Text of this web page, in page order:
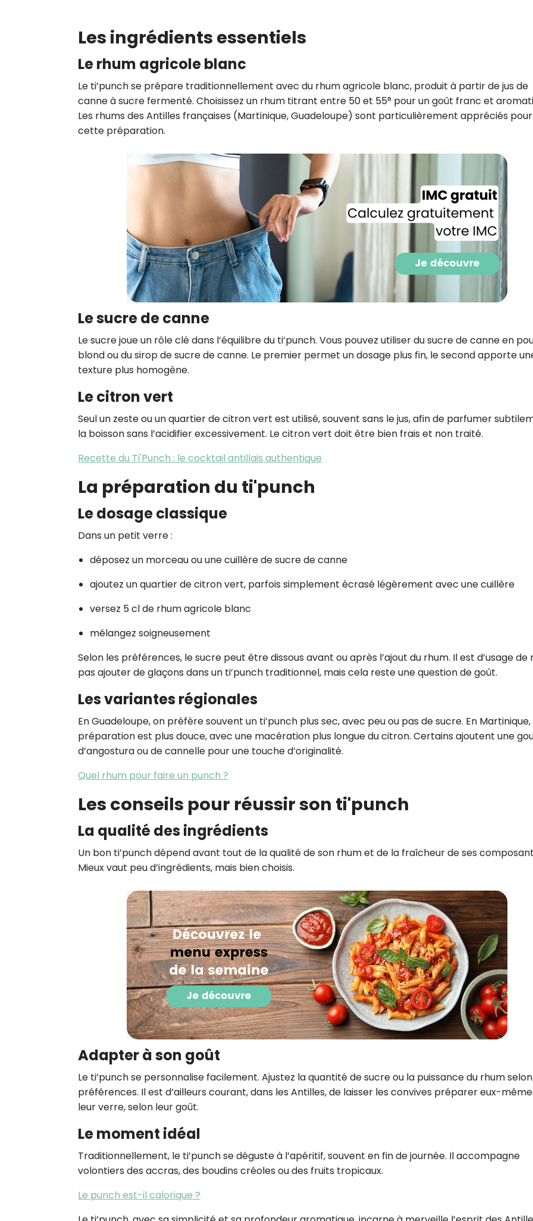
Les ingrédients essentiels
Le rhum agricole blanc
Le ti’punch se prépare traditionnellement avec du rhum agricole blanc, produit à partir de jus de
canne à sucre fermenté. Choisissez un rhum titrant entre 50 et 55° pour un goût franc et
Les rhums des Antilles françaises (Martinique, Guadeloupe) sont particulièrement appréciés pour
cette préparation.
Le sucre de canne
Le sucre joue un rôle clé dans l’équilibre du ti’punch. Vous pouvez utiliser du sucre de canne en
blond ou du sirop de sucre de canne. Le premier permet un dosage plus fin, le second apporte
texture plus homogène.
Le citron vert
Seul un zeste ou un quartier de citron vert est utilisé, souvent sans le jus, afin de parfumer
la boisson sans l’acidifier excessivement. Le citron vert doit être bien frais et non traité.
Recette du Ti'Punch : le cocktail antillais authentique
La préparation du ti'punch
Le dosage classique
Dans un petit verre :
déposez un morceau ou une cuillère de sucre de canne
ajoutez un quartier de citron vert, parfois simplement écrasé légèrement avec une cuillère
versez 5 cl de rhum agricole blanc
mélangez soigneusement
Selon les préférences, le sucre peut être dissous avant ou après l’ajout du rhum. Il est d’usage de
pas ajouter de glaçons dans un ti’punch traditionnel, mais cela reste une question de goût.
Les variantes régionales
En Guadeloupe, on préfère souvent un ti’punch plus sec, avec peu ou pas de sucre. En Martinique,
préparation est plus douce, avec une macération plus longue du citron. Certains ajoutent une
d’angostura ou de cannelle pour une touche d’originalité.
Quel rhum pour faire un punch ?
Les conseils pour réussir son ti'punch
La qualité des ingrédients
Un bon ti’punch dépend avant tout de la qualité de son rhum et de la fraîcheur de ses
Mieux vaut peu d’ingrédients, mais bien choisis.
Adapter à son goût
Le ti’punch se personnalise facilement. Ajustez la quantité de sucre ou la puissance du rhum
préférences. Il est d’ailleurs courant, dans les Antilles, de laisser les convives préparer eux-
leur verre, selon leur goût.
Le moment idéal
Traditionnellement, le ti’punch se déguste à l’apéritif, souvent en fin de journée. Il accompagne
volontiers des accras, des boudins créoles ou des fruits tropicaux.
Le punch est-il calorique ?
Recevez
recettes inédites de
!
Je consens à ce que la société
Prisma Players analyse le taux
des courriels pour mesurer et
performances des campagnes.
pourrons savoir si vous ouvrez les
l'heure à laquelle vous le faites
des informations sur le terminal
utilisez. Pour en savoir plus sur ces
voir notrepolitique de
Votre adresse email sera utilisée par Digital Prisma